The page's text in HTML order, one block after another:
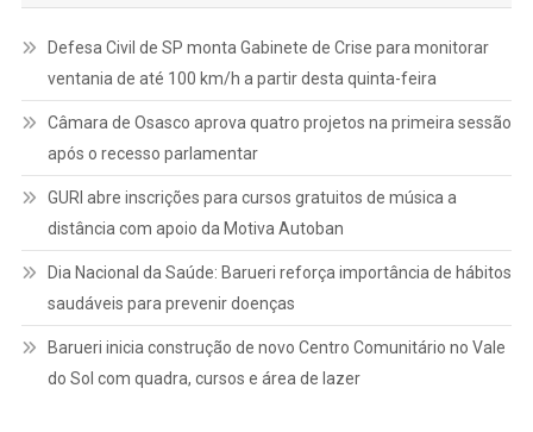
Defesa Civil de SP monta Gabinete de Crise para monitorar
ventania de até 100 km/h a partir desta quinta-feira
Câmara de Osasco aprova quatro projetos na primeira sessão
após o recesso parlamentar
GURI abre inscrições para cursos gratuitos de música a
distância com apoio da Motiva Autoban
Dia Nacional da Saúde: Barueri reforça importância de hábitos
saudáveis para prevenir doenças
Barueri inicia construção de novo Centro Comunitário no Vale
do Sol com quadra, cursos e área de lazer